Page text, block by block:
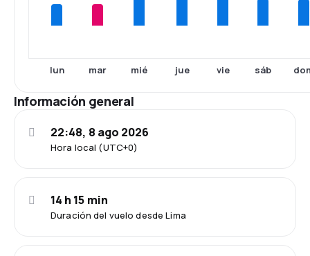
lun mar mié jue vie sáb
Información general
Hora local (UTC+0)
22:48, 8 ago 2026
Duración del vuelo desde Lima
14 h 15 min